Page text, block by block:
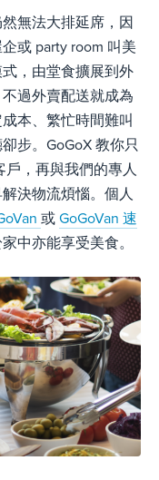
無法大排延席，因
或 party room 叫美
，由堂食擴展到外
過外賣配送就成為
本、繁忙時間難叫
步。 GoGoX 教你只
， 再與我們的專人
決物流煩惱。個人
或GoGoVan 速
中亦能享受美食。